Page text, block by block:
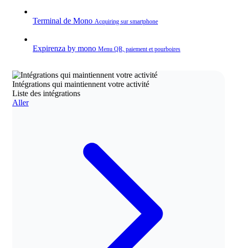
Terminal de Mono Acquiring sur smartphone
Expirenza by mono Menu QR, paiement et pourboires
Intégrations qui maintiennent votre activité
Liste des intégrations
Aller